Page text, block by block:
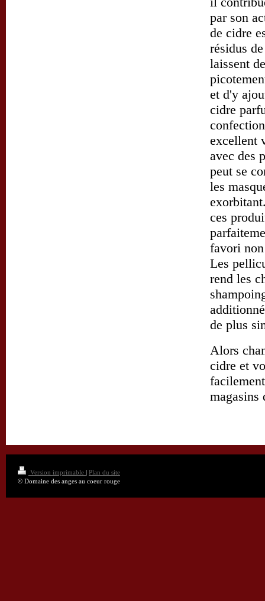
par son
de cidre
résidus
laissent
et d'y
cidre
excellent
avec des
peut se
les
ces
favori
Les
rend les
de plus
Alors
cidre et
magasins
Version imprimable | Plan du site
© Domaine des anges au coeur rouge